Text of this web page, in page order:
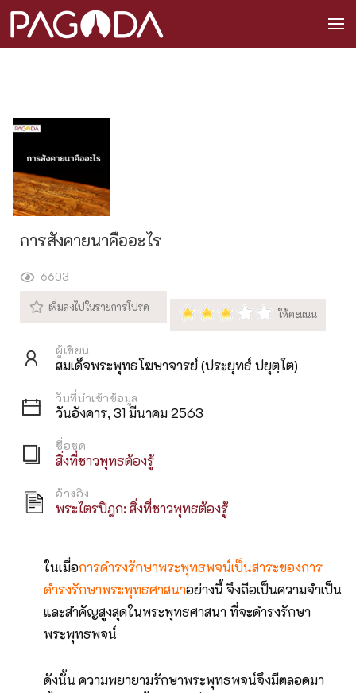
การสังคายนาคืออะไร
6603
ผู้เขียน
สมเด็จพระพุทธโฆษาจารย์ (ประยุทธ์ ปยุตฺโต)
วันที่นำเข้าข้อมูล
วันอังคาร, 31 มีนาคม 2563
ชื่อชุด
สิ่งที่ชาวพุทธต้องรู้
อ้างอิง
พระไตรปิฎก: สิ่งที่ชาวพุทธต้องรู้
ในเมื่อการดำรงรักษาพระพุทธพจน์เป็นสาระของการ
ดำรงรักษาพระพุทธศาสนาอย่างนี้ จึงถือเป็นความจำเป็น
และสำคัญสูงสุดในพระพุทธศาสนา ที่จะดำรงรักษา
พระพุทธพจน์
ดังนั้น ความพยายามรักษาพระพุทธพจน์จึงมีตลอดมา